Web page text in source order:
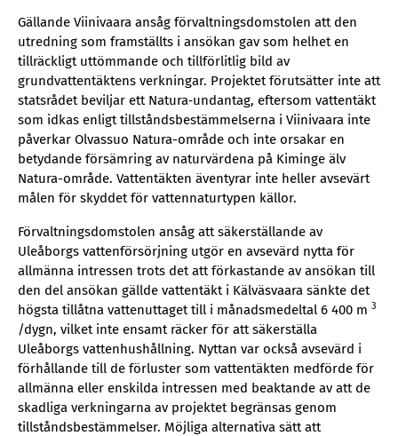
Gällande Viinivaara ansåg förvaltningsdomstolen att den
utredning som framställts i ansökan gav som helhet en
tillräckligt uttömmande och tillförlitlig bild av
grundvattentäktens verkningar. Projektet förutsätter inte att
statsrådet beviljar ett Natura‑undantag, eftersom vattentäkt
som idkas enligt tillståndsbestämmelserna i Viinivaara inte
påverkar Olvassuo Natura-område och inte orsakar en
betydande försämring av naturvärdena på Kiminge älv
Natura-område. Vattentäkten äventyrar inte heller avsevärt
målen för skyddet för vattennaturtypen källor.
Förvaltningsdomstolen ansåg att säkerställande av
Uleåborgs vattenförsörjning utgör en avsevärd nytta för
allmänna intressen trots det att förkastande av ansökan till
den del ansökan gällde vattentäkt i Kälväsvaara sänkte det
högsta tillåtna vattenuttaget till i månadsmedeltal 6 400 m 3
/dygn, vilket inte ensamt räcker för att säkerställa
Uleåborgs vattenhushållning. Nyttan var också avsevärd i
förhållande till de förluster som vattentäkten medförde för
allmänna eller enskilda intressen med beaktande av att de
skadliga verkningarna av projektet begränsas genom
tillståndsbestämmelser. Möjliga alternativa sätt att